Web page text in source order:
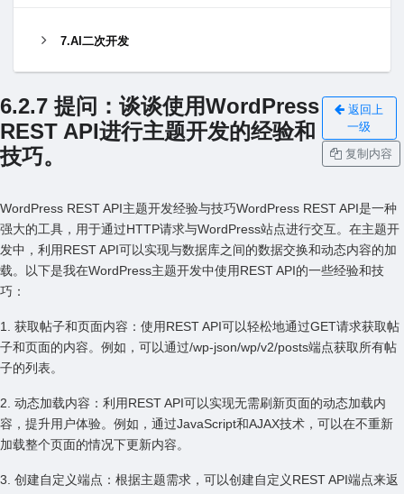
7.AI二次开发
6.2.7 提问：谈谈使⽤WordPress
REST API进⾏主题开发的经验和
技巧。
返回上
一级
复制内容
WordPress REST API主题开发经验与技巧WordPress REST API是⼀种
强⼤的⼯具，⽤于通过HTTP请求与WordPress站点进⾏交互。在主题开
发中，利⽤REST API可以实现与数据库之间的数据交换和动态内容的加
载。以下是我在WordPress主题开发中使⽤REST API的⼀些经验和技
巧：
1. 获取帖⼦和页⾯内容：使⽤REST API可以轻松地通过GET请求获取帖
⼦和页⾯的内容。例如，可以通过/wp-json/wp/v2/posts端点获取所有帖
⼦的列表。
2. 动态加载内容：利⽤REST API可以实现⽆需刷新页⾯的动态加载内
容，提升⽤户体验。例如，通过JavaScript和AJAX技术，可以在不重新
加载整个页⾯的情况下更新内容。
3. 创建⾃定义端点：根据主题需求，可以创建⾃定义REST API端点来返